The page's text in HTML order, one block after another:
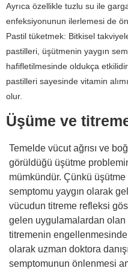
Ayrıca özellikle tuzlu su ile
enfeksiyonunun ilerlemesi de
Pastil tüketmek: Bitkisel
pastilleri, üşütmenin yaygın
hafifletilmesinde oldukça
pastilleri sayesinde vitamin
olur.
Üşüme ve
Temelde vücut ağrısı ve
görüldüğü üşütme
mümkündür. Çünkü üşütme
semptomu yaygın olarak
vücudun titreme refleksi
gelen uygulamalardan
titremenin
olarak uzman doktora
semptomunun önlenmesi